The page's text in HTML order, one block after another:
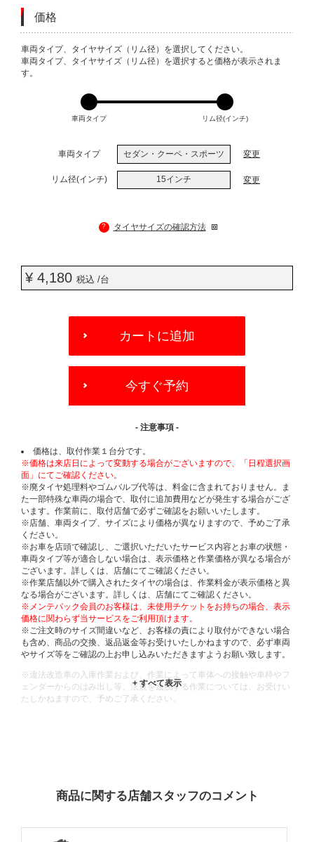
価格
VARIATIONS
車両タイプ、タイヤサイズ（リム径）を選択してください。
車両タイプ、タイヤサイズ（リム径）を選択すると価格が表示されま
す。
車両タイプ リム径(インチ)
車両タイプ セダン・クーペ・スポーツ 変更
リム径(インチ) 15インチ 変更
? タイヤサイズの確認方法
¥ 4,180 税込 /台
OPTIONS
カートに追加
今すぐ予約
- 注意事項 -
価格は、取付作業１台分です。
※価格は来店日によって変動する場合がございますので、「日程選択画
面」にてご確認ください。
※廃タイヤ処理料やゴムバルブ代等は、料金に含まれておりません。ま
た一部特殊な車両の場合で、取付に追加費用などが発生する場合がござ
います。作業前に、取付店舗で必ずご確認をお願いいたします。
※店舗、車両タイプ、サイズにより価格が異なりますので、予めご了承
ください。
※お車を店頭で確認し、ご選択いただいたサービス内容とお車の状態・
車両タイプ等が適合しない場合は、表示価格と作業価格が異なる場合が
ございます。詳しくは、店舗にてご確認ください。
※作業店舗以外で購入されたタイヤの場合は、作業料金が表示価格と異
なる場合がございます。詳しくは、店舗にてご確認ください。
※メンテパック会員のお客様は、未使用チケットをお持ちの場合、表示
価格に関わらず当サービスをご利用頂けます。
※ご注文時のサイズ間違いなど、お客様の責により取付ができない場合
も含め、商品の交換、返品返金等お受けいたしかねますので、必ず車両
やサイズ等をご確認の上お申し込みいただきますようお願い致します。
※違法改造車の入庫作業および、作業によって車体への接触や車枠やフ
ェンダーからのはみ出し等、法規を逸脱する作業については、お受けい
たしかねますので、予めご了承ください。
商品に関する店舗スタッフのコメント